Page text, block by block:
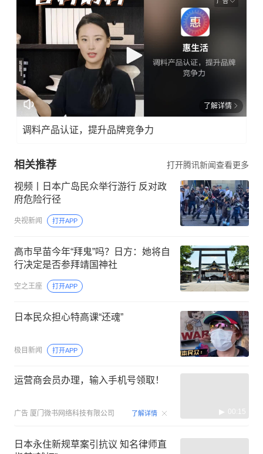
了解详情
调料产品认证，提升品牌竞争力
相关推荐 打开腾讯新闻查看更多
视频丨日本广岛民众举行游行 反对政
府危险行径
央视新闻 打开APP
高市早苗今年“拜鬼”吗？日方：她将自
行决定是否参拜靖国神社
空之王座 打开APP
日本民众担心特高课“还魂”
极目新闻 打开APP
运营商会员办理，输入手机号领取！
广告 厦门微书网络科技有限公司 了解详情 00:15
日本永住新规草案引抗议 知名律师直